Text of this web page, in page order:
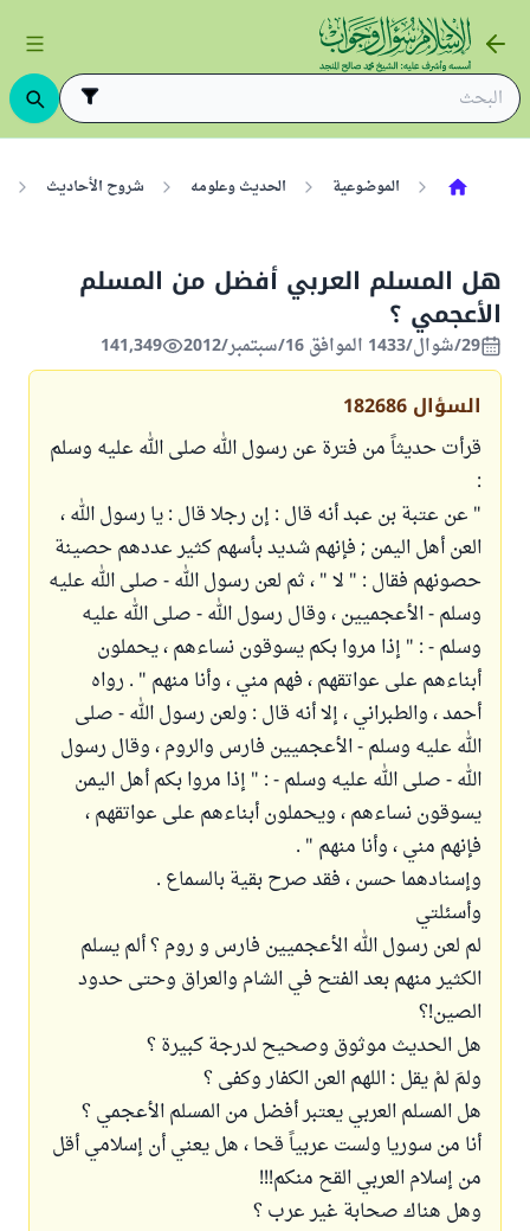
الموضوعية الحديث وعلومه شروح الأحاديث
هل المسلم العربي أفضل من المسلم
الأعجمي ؟
29/شوال/1433 الموافق 16/سبتمبر/2012 141,349
السؤال 182686
قرأت حديثاً من فترة عن رسول الله صلى الله عليه وسلم
:
" عن عتبة بن عبد أنه قال : إن رجلا قال : يا رسول الله ،
العن أهل اليمن ; فإنهم شديد بأسهم كثير عددهم حصينة
حصونهم فقال : " لا " ، ثم لعن رسول الله - صلى الله عليه
وسلم - الأعجميين ، وقال رسول الله - صلى الله عليه
وسلم - : " إذا مروا بكم يسوقون نساءهم ، يحملون
أبناءهم على عواتقهم ، فهم مني ، وأنا منهم " . رواه
أحمد ، والطبراني ، إلا أنه قال : ولعن رسول الله - صلى
الله عليه وسلم - الأعجميين فارس والروم ، وقال رسول
الله - صلى الله عليه وسلم - : " إذا مروا بكم أهل اليمن
يسوقون نساءهم ، ويحملون أبناءهم على عواتقهم ،
فإنهم مني ، وأنا منهم " .
وإسنادهما حسن ، فقد صرح بقية بالسماع .
وأسئلتي
لم لعن رسول الله الأعجميين فارس و روم ؟ ألم يسلم
الكثير منهم بعد الفتح في الشام والعراق وحتى حدود
الصين!؟
هل الحديث موثوق وصحيح لدرجة كبيرة ؟
ولمَ لمْ يقل : اللهم العن الكفار وكفى ؟
هل المسلم العربي يعتبر أفضل من المسلم الأعجمي ؟
أنا من سوريا ولست عربياً قحا ، هل يعني أن إسلامي أقل
من إسلام العربي القح منكم!!!
وهل هناك صحابة غير عرب ؟